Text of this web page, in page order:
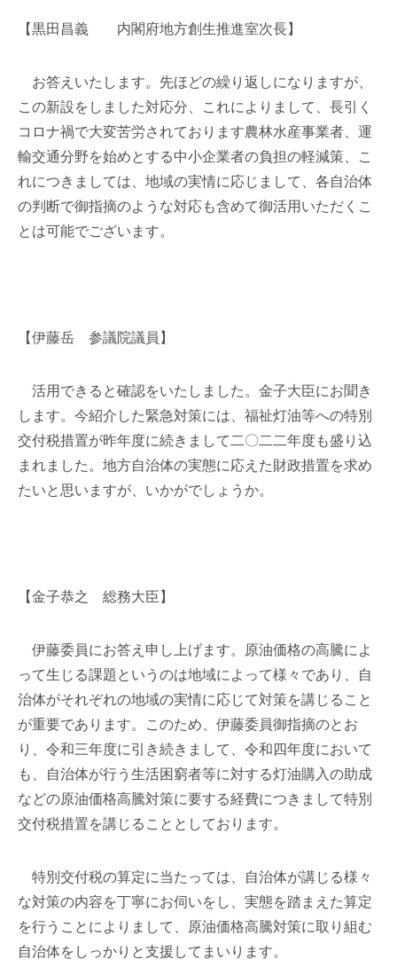
【黒田昌義 内閣府地方創生推進室次長】
お答えいたします。先ほどの繰り返しになりますが、
この新設をしました対応分、これによりまして、長引く
コロナ禍で大変苦労されております農林水産事業者、運
輸交通分野を始めとする中小企業者の負担の軽減策、こ
れにつきましては、地域の実情に応じまして、各自治体
の判断で御指摘のような対応も含めて御活用いただくこ
とは可能でございます。
【伊藤岳 参議院議員】
活用できると確認をいたしました。金子大臣にお聞き
します。今紹介した緊急対策には、福祉灯油等への特別
交付税措置が昨年度に続きまして二〇二二年度も盛り込
まれました。地方自治体の実態に応えた財政措置を求め
たいと思いますが、いかがでしょうか。
【金子恭之 総務大臣】
伊藤委員にお答え申し上げます。原油価格の高騰によ
って生じる課題というのは地域によって様々であり、自
治体がそれぞれの地域の実情に応じて対策を講じること
が重要であります。このため、伊藤委員御指摘のとお
り、令和三年度に引き続きまして、令和四年度において
も、自治体が行う生活困窮者等に対する灯油購入の助成
などの原油価格高騰対策に要する経費につきまして特別
交付税措置を講じることとしております。
特別交付税の算定に当たっては、自治体が講じる様々
な対策の内容を丁寧にお伺いをし、実態を踏まえた算定
を行うことによりまして、原油価格高騰対策に取り組む
自治体をしっかりと支援してまいります。